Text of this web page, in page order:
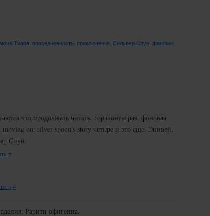
Тиара повседневность приключения Сильвер Спун фанфик
что продолжать читать, горизонты раз, фоновая
on: silver spoon's story четыре и это еще. Энивей,
Спун.
#
#
Рарити офигенна.